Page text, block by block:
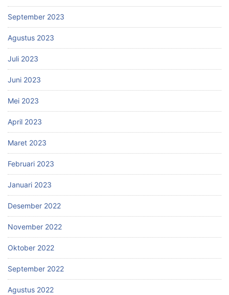
September 2023
Agustus 2023
Juli 2023
Juni 2023
Mei 2023
April 2023
Maret 2023
Februari 2023
Januari 2023
Desember 2022
November 2022
Oktober 2022
September 2022
Agustus 2022